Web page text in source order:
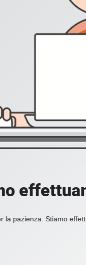
la pazienza. Stiamo